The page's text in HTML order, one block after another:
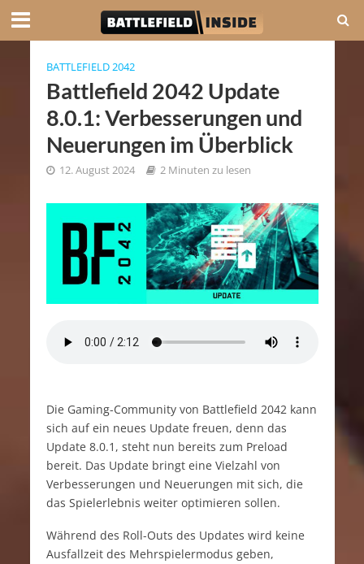
BATTLEFIELD 2042
Battlefield 2042 Update
8.0.1: Verbesserungen und
Neuerungen im Überblick
12. August 2024 2 Minuten zu lesen
Die Gaming-Community von Battlefield 2042 kann
sich auf ein neues Update freuen, denn das
Update 8.0.1, steht nun bereits zum Preload
bereit. Das Update bringt eine Vielzahl von
Verbesserungen und Neuerungen mit sich, die
das Spielerlebnis weiter optimieren sollen.
Während des Roll-Outs des Updates wird keine
Ausfallzeit des Mehrspielermodus geben,